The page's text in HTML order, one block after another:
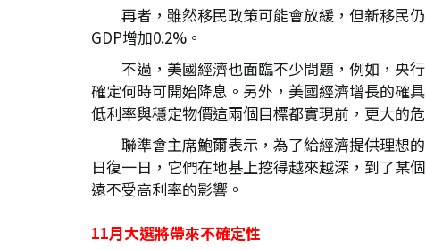
再者，雖然移民政策可能會放緩，但新移民
GDP增加0.2%。
不過，美國經濟也面臨不少問題，例如，央
確定何時可開始降息。另外，美國經濟增長的確
低利率與穩定物價這兩個目標都實現前，更大的
聯準會主席鮑爾表示，為了給經濟提供理想
日復一日，它們在地基上挖得越來越深，到了某
遠不受高利率的影響。
11月大選將帶來不確定性